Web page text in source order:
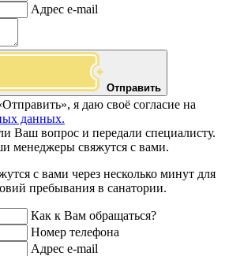
Адрес e-mail
Отправить
я даю своё согласие на
данных.
Ваш вопрос и передали специалисту.
менеджеры свяжутся с вами.
с вами через несколько минут для
пребывания в санатории.
Как к Вам обращаться?
Номер телефона
Адрес e-mail